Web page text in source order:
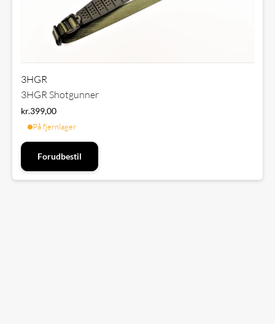
3HGR
3HGR Shotgunner
kr.399,00
På fjernlager
Forudbestil